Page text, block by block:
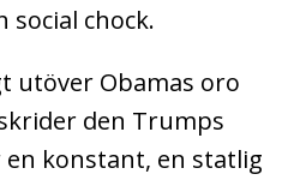
social chock.
utöver Obamas oro
den Trumps
konstant, en statlig